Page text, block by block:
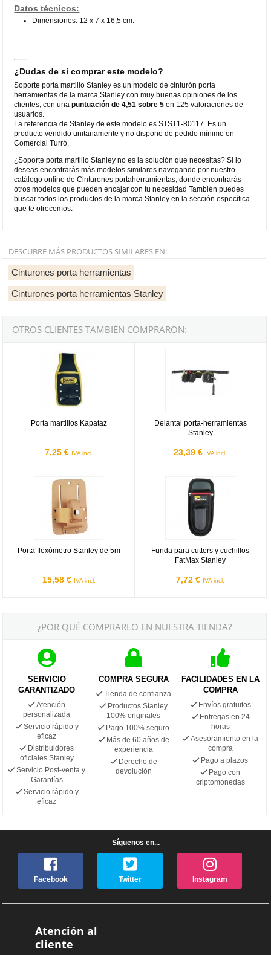
Datos técnicos:
Dimensiones: 12 x 7 x 16,5 cm.
¿Dudas de si comprar este modelo?
Soporte porta martillo Stanley es un modelo de cinturón porta
herramientas de la marca Stanley con muy buenas opiniones de los
clientes, con unapuntuación de 4,51 sobre 5 en 125 valoraciones de
usuarios.
La referencia de Stanley de este modelo es STST1-80117. Es un
producto vendido unitariamente y no dispone de pedido mínimo en
Comercial Turró.
¿Soporte porta martillo Stanley no es la solución que necesitas? Si lo
deseas encontrarás más modelos similares navegando por nuestro
catálogo online de Cinturones portaherramientas, donde encontrarás
otros modelos que pueden encajar con tu necesidad También puedes
buscar todos los productos de la marca Stanley en la sección específica
que te ofrecemos.
DESCUBRE MÁS PRODUCTOS SIMILARES EN:
Cinturones porta herramientas
Cinturones porta herramientas Stanley
OTROS CLIENTES TAMBIÉN COMPRARON:
Porta martillos Kapataz
7,25 € IVA incl.
Delantal porta-herramientas
Stanley
23,39 € IVA incl.
Porta flexómetro Stanley de 5m
15,58 € IVA incl.
Porta flexómetro Stanley de 5m
Funda para cutters y cuchillos
FatMax Stanley
7,72 € IVA incl.
Funda para cutters y cuchillos
¿POR QUÉ COMPRARLO EN NUESTRA TIENDA?
SERVICIO
GARANTIZADO
Atención
personalizada
Servicio rápido y
eficaz
Distribuidores
oficiales Stanley
Servicio Post-venta y
Garantías
Servicio rápido y
eficaz
COMPRA SEGURA
Tienda de confianza
Productos Stanley
100% originales
Pago 100% seguro
Más de 60 años de
experiencia
Derecho de
devolución
FACILIDADES EN LA
COMPRA
Envíos gratuitos
Entregas en 24
horas
Asesoramiento en la
compra
Pago a plazos
Pago con
criptomonedas
Síguenos en...
Facebook Twitter Instagram
Atención al
cliente